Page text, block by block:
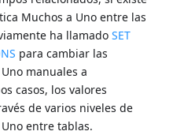
Muchos a Uno entre las
ha llamadoSET
para cambiar las
manuales a
casos, los valores
de varios niveles de
entre tablas.